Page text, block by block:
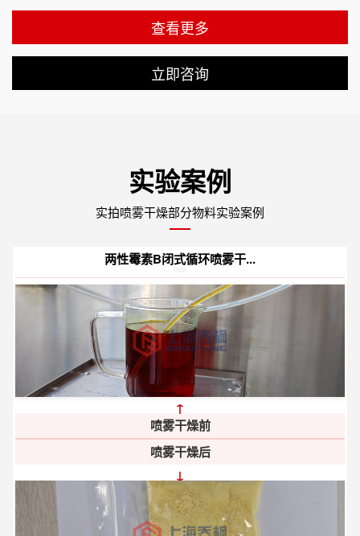
查看更多
立即咨询
实验案例
实拍喷雾干燥部分物料实验案例
两性霉素B闭式循环喷雾干...
↑
喷雾干燥前
喷雾干燥后
↓